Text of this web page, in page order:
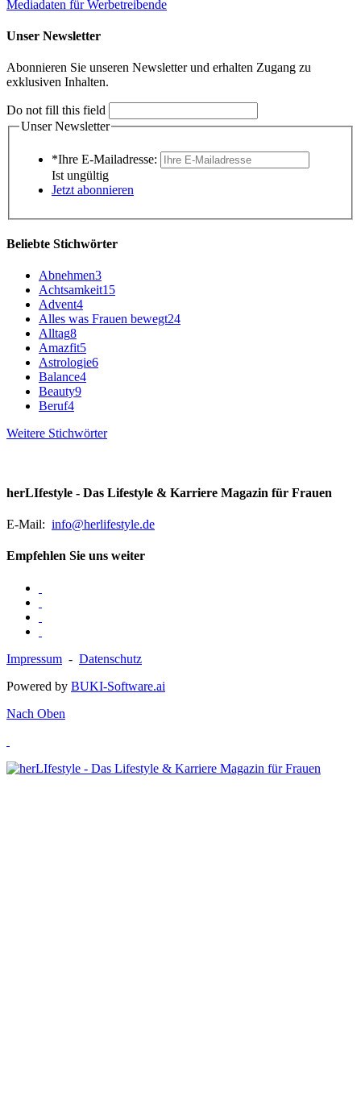
Mediadaten für Werbetreibende
Unser Newsletter
Abonnieren Sie unseren Newsletter und erhalten Zugang zu
exklusiven Inhalten.
Do not fill this field
Unser Newsletter
*Ihre E-Mailadresse:
Ist ungültig
Jetzt abonnieren
Beliebte Stichwörter
Abnehmen3
Achtsamkeit15
Advent4
Alles was Frauen bewegt24
Alltag8
Amazfit5
Astrologie6
Balance4
Beauty9
Beruf4
Weitere Stichwörter
herLIfestyle - Das Lifestyle & Karriere Magazin für Frauen
E-Mail: info@herlifestyle.de
Empfehlen Sie uns weiter
Impressum - Datenschutz
Powered by BUKI-Software.ai
Nach Oben